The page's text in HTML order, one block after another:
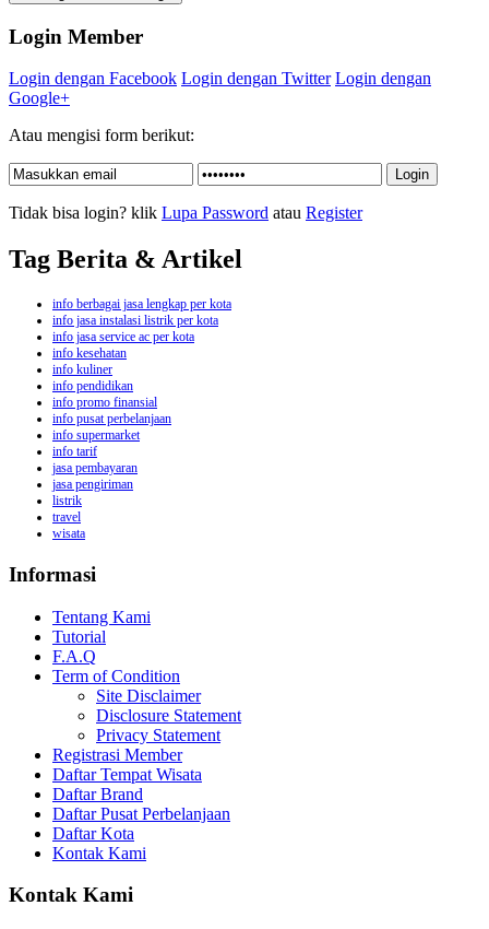
Login Member
Login dengan Facebook Login dengan Twitter Login dengan
Google+
Atau mengisi form berikut:
Tidak bisa login? klik Lupa Password atau Register
Tag Berita & Artikel
info berbagai jasa lengkap per kota
info jasa instalasi listrik per kota
info jasa service ac per kota
info kesehatan
info kuliner
info pendidikan
info promo finansial
info pusat perbelanjaan
info supermarket
info tarif
jasa pembayaran
jasa pengiriman
listrik
travel
wisata
Informasi
Tentang Kami
Tutorial
F.A.Q
Term of Condition
Site Disclaimer
Disclosure Statement
Privacy Statement
Registrasi Member
Daftar Tempat Wisata
Daftar Brand
Daftar Pusat Perbelanjaan
Daftar Kota
Kontak Kami
Kontak Kami